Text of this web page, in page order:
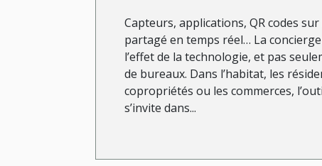
Capteurs, applications, QR codes
partagé en temps réel… La
l’effet de la technologie, et pas
de bureaux. Dans l’habitat, les
copropriétés ou les commerces,
s’invite dans...